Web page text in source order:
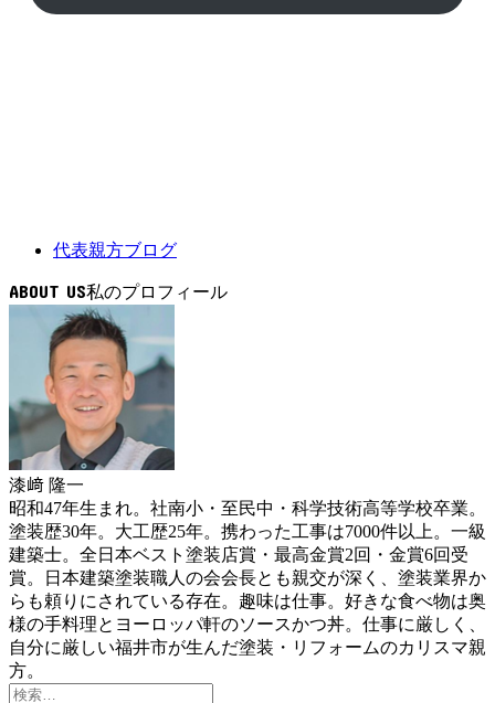
代表親方ブログ
ABOUT US
漆﨑 隆一
昭和47年生まれ。社南小・至民中・科学技術高等学校卒業。
塗装歴30年。大工歴25年。携わった工事は7000件以上。一級
建築士。全日本ベスト塗装店賞・最高金賞2回・金賞6回受
賞。日本建築塗装職人の会会長とも親交が深く、塗装業界か
らも頼りにされている存在。趣味は仕事。好きな食べ物は奥
様の手料理とヨーロッパ軒のソースかつ丼。仕事に厳しく、
自分に厳しい福井市が生んだ塗装・リフォームのカリスマ親
方。
検